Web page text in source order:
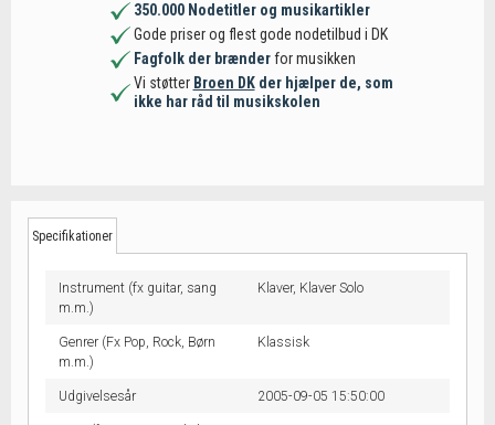
350.000 Nodetitler og musikartikler
Gode priser og flest gode nodetilbud i DK
Fagfolk der brænderfor musikken
Vi støtter Broen DKder hjælper de, som
ikke har råd til musikskolen
Specifikationer
Instrument (fx guitar, sang
m.m.)
Klaver, Klaver Solo
Genrer (Fx Pop, Rock, Børn
m.m.)
Klassisk
Udgivelsesår 2005-09-05 15:50:00